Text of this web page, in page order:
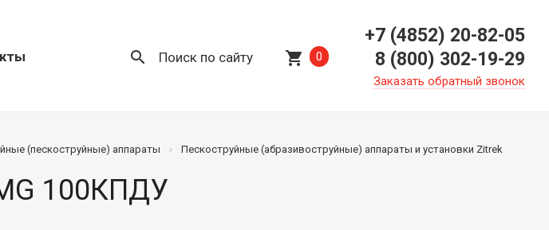
search Поиск по сайту shopping_cart 0
+7 (4852) 20-82-05
8 (800) 302-19-29
Заказать обратный звонок
(пескоструйные) аппараты Пескоструйные (абразивоструйные) аппараты и установки Zitrek
100КПДУ